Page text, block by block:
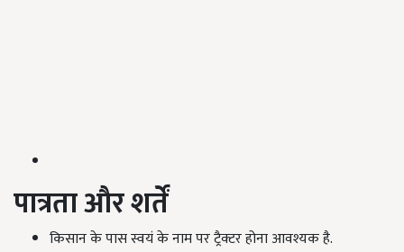
पात्रता और शर्तें
किसान के पास स्वयं के नाम पर ट्रैक्टर होना आवश्यक है.